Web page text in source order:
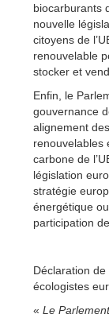
biocarburants
nouvelle
citoyens de
renouvelable
stocker et
Enfin, le
gouvernance
alignement
renouvelables
carbone de
législation
stratégie
énergétique
participation
Déclaration de
écologistes
« Le